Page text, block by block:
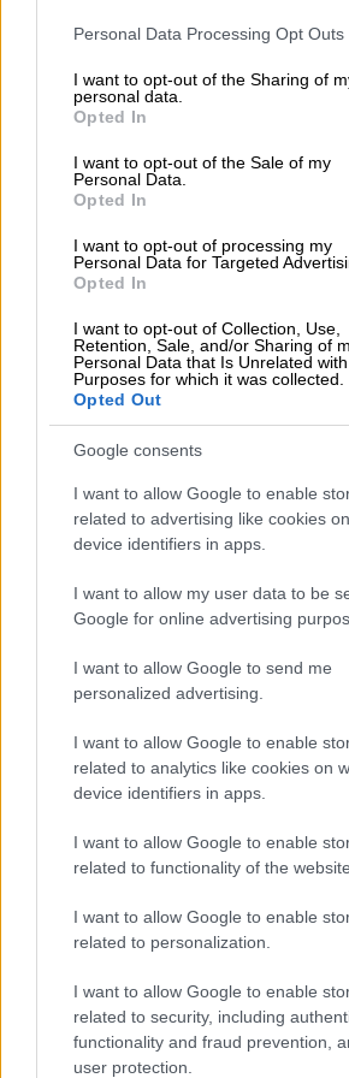
Please note that this website/app uses
not limited to your visit or usage
grant or deny consent to Google and its
use your data for below specified
consent section.
Personal Data Processing Opt Outs
I want to opt-out of the Sharing of
personal data.
Opted In
I want to opt-out of the Sale of my
Personal Data.
Opted In
I want to opt-out of processing my
Personal Data for Targeted
Opted In
I want to opt-out of Collection, Use,
Retention, Sale, and/or Sharing of
Personal Data that Is Unrelated
Purposes for which it was collected.
Opted Out
Google consents
I want to allow Google to enable
related to advertising like cookies
device identifiers in apps.
I want to allow my user data to be
Google for online advertising
I want to allow Google to send me
personalized advertising.
I want to allow Google to enable
related to analytics like cookies on
device identifiers in apps.
I want to allow Google to enable
related to functionality of the
I want to allow Google to enable
related to personalization.
I want to allow Google to enable
related to security, including
functionality and fraud prevention,
user protection.
και όλα αυτά έκαναν μια
ερμηνεία που δεν θυμίζει
άκουσα στοιχεία μου. Χωρίς
τα έχω πάρει από τον πατέρα
να τον πάρω τηλέφωνο και
ακούω και ακούω στοιχεία
Βαρθακούρης.
video
Ενώ συνέχισε: «Πρώτη φορά
επηρεάστηκε;Ο πατέρας του
ήταν εκπληκτικός
όταν μιλάω και όταν γελάω,
πατέρα μου! Φαντάζομαι ότι
όλη η γη με τους πατεράδες.
μύτη».
«Ο πατέρας μου είναι ο
Έλληνας τραγουδιστής. Τον
“ζηλεύω” ερμηνευτικά! Είναι